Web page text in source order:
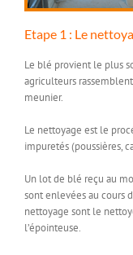
Etape 1 : Le
Le blé provient le plus
agriculteurs
meunier.
Le nettoyage est le
impuretés (poussières,
Un lot de blé reçu au
sont enlevées au cours
nettoyage sont le
l’épointeuse.